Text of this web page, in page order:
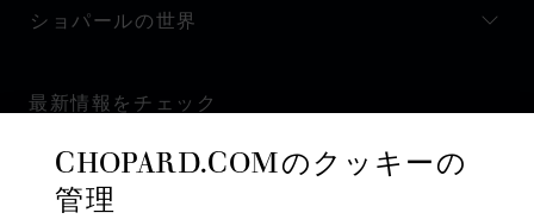
ショパールの世界
最新情報をチェック
CHOPARD.COMのクッキーの
管理